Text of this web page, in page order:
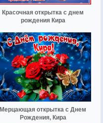
Красочная открытка с днем
рождения Кира
Мерцающая открытка с Днем
Рождения, Кира